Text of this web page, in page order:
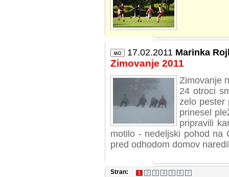
17.02.2011 Marinka
Zimovanje 2011
Zimovanje
24 otroci
zelo pester
prinesel
pripravili
motilo - nedeljski pohod na
pred odhodom domov
Stran: 1 2 3 4 5 6 7